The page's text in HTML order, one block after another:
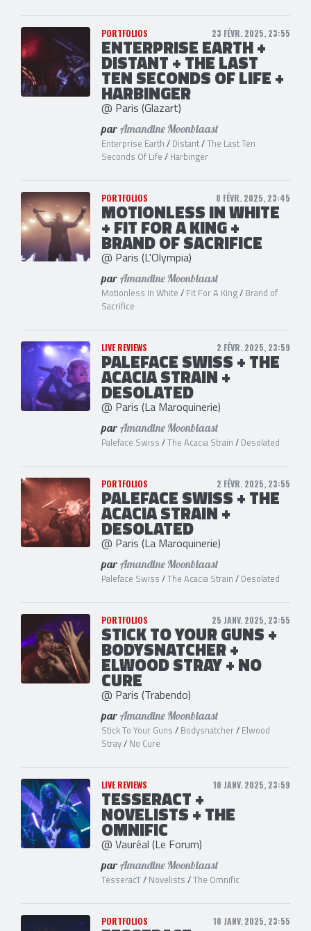
PORTFOLIOS 23 FÉVR. 2025, 23:55
ENTERPRISE EARTH +
DISTANT + THE LAST
TEN SECONDS OF LIFE +
HARBINGER
@ Paris (Glazart)
par Amandine Moonblaast
Enterprise Earth / Distant/The Last Ten
Seconds Of Life / Harbinger
PORTFOLIOS 8 FÉVR. 2025, 23:45
MOTIONLESS IN WHITE
+ FIT FOR A KING +
BRAND OF SACRIFICE
@ Paris (L'Olympia)
par Amandine Moonblaast
Motionless In White / Fit For A King/ Brand of
Sacrifice
LIVE REVIEWS 2 FÉVR. 2025, 23:59
PALEFACE SWISS + THE
ACACIA STRAIN +
DESOLATED
@ Paris (La Maroquinerie)
par Amandine Moonblaast
Paleface Swiss /The Acacia Strain / Desolated
PORTFOLIOS 2 FÉVR. 2025, 23:55
PALEFACE SWISS + THE
ACACIA STRAIN +
DESOLATED
@ Paris (La Maroquinerie)
par Amandine Moonblaast
Paleface Swiss /The Acacia Strain / Desolated
PORTFOLIOS 25 JANV. 2025, 23:55
STICK TO YOUR GUNS +
BODYSNATCHER +
ELWOOD STRAY + NO
CURE
@ Paris (Trabendo)
par Amandine Moonblaast
Stick To Your Guns / Bodysnatcher/ Elwood
Stray/ No Cure
LIVE REVIEWS 10 JANV. 2025, 23:59
TESSERACT +
NOVELISTS + THE
OMNIFIC
@ Vauréal (Le Forum)
par Amandine Moonblaast
TesseracT/ Novelists /The Omnific
PORTFOLIOS 10 JANV. 2025, 23:55